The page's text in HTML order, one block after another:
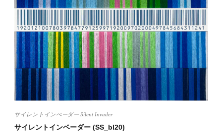
サイレントインべーダー Silent Invader
サイレントインベーダー (SS_bl20)